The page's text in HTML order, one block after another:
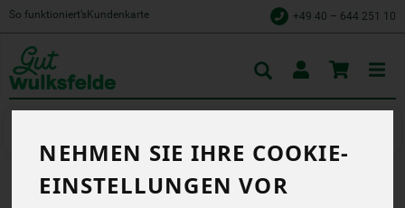
NEHMEN SIE IHRE COOKIE-
EINSTELLUNGEN VOR
So funktioniert’s Kundenkarte +49 40 – 644 251 10
Toggle
cart